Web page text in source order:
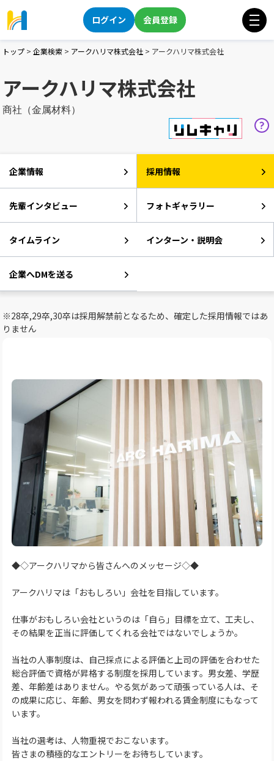
ログイン 会員登録
トップ > 企業検索 > アークハリマ株式会社 > アークハリマ株式会社
アークハリマ株式会社
商社（金属材料）
企業情報 採用情報
先輩インタビュー フォトギャラリー
タイムライン インターン・説明会
企業へDMを送る
※28卒,29卒,30卒は採用解禁前となるため、確定した採用情報ではあ
りません
◆◇アークハリマから皆さんへのメッセージ◇◆
アークハリマは「おもしろい」会社を目指しています。
仕事がおもしろい会社というのは「自ら」目標を立て、工夫し、
その結果を正当に評価してくれる会社ではないでしょうか。
当社の人事制度は、自己採点による評価と上司の評価を合わせた
総合評価で資格が昇格する制度を採用しています。男女差、学歴
差、年齢差はありません。やる気があって頑張っている人は、そ
の成果に応じ、年齢、男女を問わず報われる賃金制度にもなって
います。
当社の選考は、人物重視でおこないます。
皆さまの積極的なエントリーをお待ちしています。